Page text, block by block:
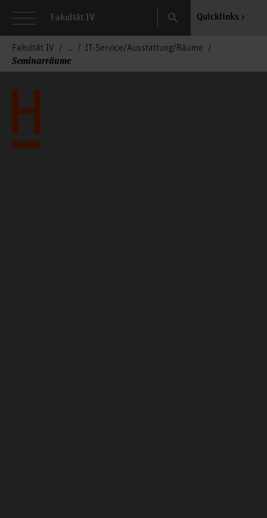
Fakultät IV Search Quicklinks
Fakultät IV IT-Service/Ausstattung/Räume
Seminarräume